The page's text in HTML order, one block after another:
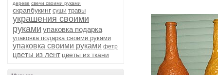
дереве свечи своими руками
скрапбукинг суши травы
украшения своими
руками упаковка подарка
упаковка подарка своими руками
упаковка своими руками фетр
цветы из лент цветы из ткани